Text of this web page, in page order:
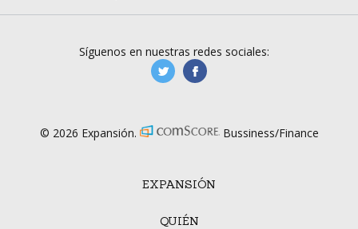
EXPANSIÓN
QUIÉN
Síguenos en nuestras redes sociales:
manufacturaGE
© 2026 Expansión. Bussiness/Finance